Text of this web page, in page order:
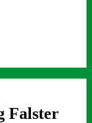
Falster